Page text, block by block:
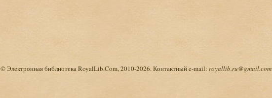
© Электронная библиотека RoyalLib.Com, 2010-2026. Контактный e-mail: royallib.ru@gmail.com